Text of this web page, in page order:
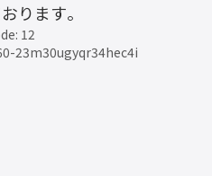
ります。
12
23m30ugyqr34hec4i